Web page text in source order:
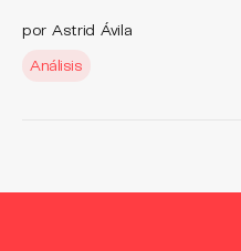
por Astrid Ávila
Análisis